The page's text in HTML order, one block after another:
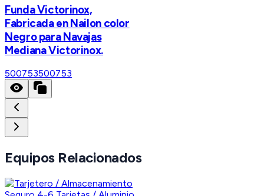
Funda Victorinox,
Fabricada en Nailon color
Negro para Navajas
Mediana Victorinox.
500753500753
Equipos Relacionados